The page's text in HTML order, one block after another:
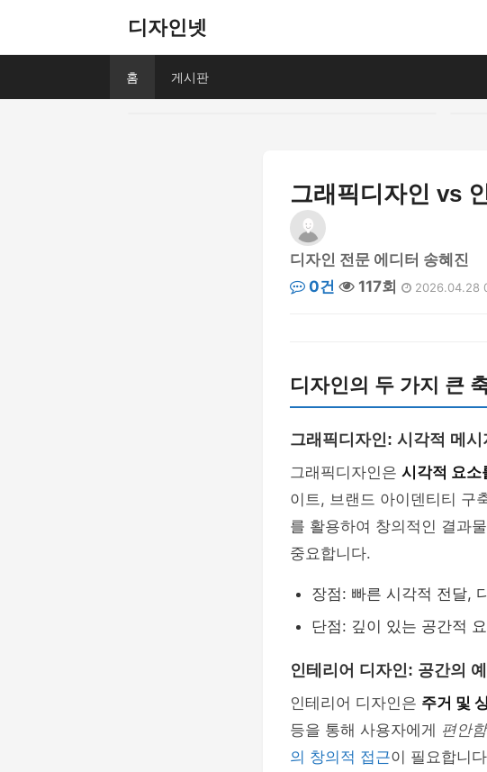
디자인넷
홈 게시판
그래픽디자인 vs
디자인 전문 에디터 송혜진
0건
117회 2026.04.28
디자인의 두 가지 큰
그래픽디자인: 시각적 메시
그래픽디자인은 시각적 요소
이트, 브랜드 아이덴티티 구
를 활용하여 창의적인 결과
중요합니다.
장점: 빠른 시각적 전달,
단점: 깊이 있는 공간적
인테리어 디자인: 공간의
인테리어 디자인은 주거 및
등을 통해 사용자에게 편안
의 창의적 접근이 필요합니